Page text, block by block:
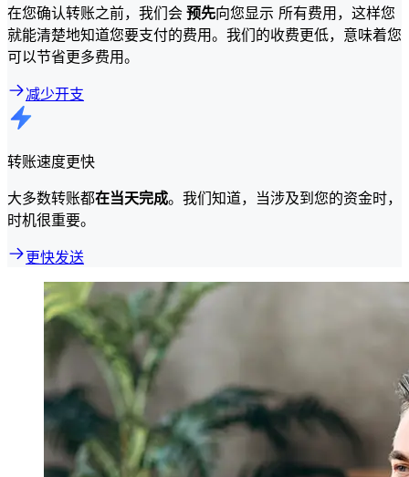
在您确认转账之前，我们会 预先向您显示 所有费用，这样您
就能清楚地知道您要支付的费用。我们的收费更低，意味着您
可以节省更多费用。
减少开支
转账速度更快
大多数转账都在当天完成。我们知道，当涉及到您的资金时，
时机很重要。
更快发送